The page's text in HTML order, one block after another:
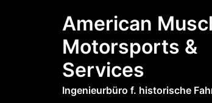
American
Motorsports &
Services
Ingenieurbüro f. historische